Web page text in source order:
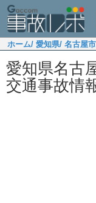
ホーム/ 愛知県/ 名古屋
愛知県名古
交通事故情